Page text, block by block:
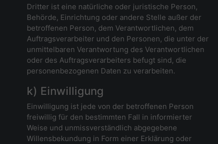
Dritter ist eine natürliche oder juristische Person,
Behörde, Einrichtung oder andere Stelle außer der
betroffenen Person, dem Verantwortlichen, dem
Auftragsverarbeiter und den Personen, die unter der
unmittelbaren Verantwortung des Verantwortlichen
oder des Auftragsverarbeiters befugt sind, die
personenbezogenen Daten zu verarbeiten.
k) Einwilligung
Einwilligung ist jede von der betroffenen Person
freiwillig für den bestimmten Fall in informierter
Weise und unmissverständlich abgegebene
Willensbekundung in Form einer Erklärung oder